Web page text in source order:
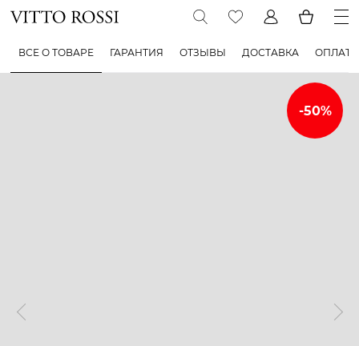
ВСЕ О ТОВАРЕ ГАРАНТИЯ ОТЗЫВЫ ДОСТАВКА ОПЛАТА